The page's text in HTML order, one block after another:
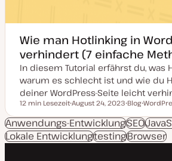
Wie man Hotlinking in
verhindert (7 einfache
In diesem Tutorial erfährst du, was
warum es schlecht ist und wie du
deiner WordPress-Seite leicht
Lesezeit
12 min Lesezeit
a
t
u
m
August 24, 2023
o
s
t
T
Blog
h
e
m
a
Anwendungs-EntwicklungSEO
Lokale EntwicklungtestingBrowser